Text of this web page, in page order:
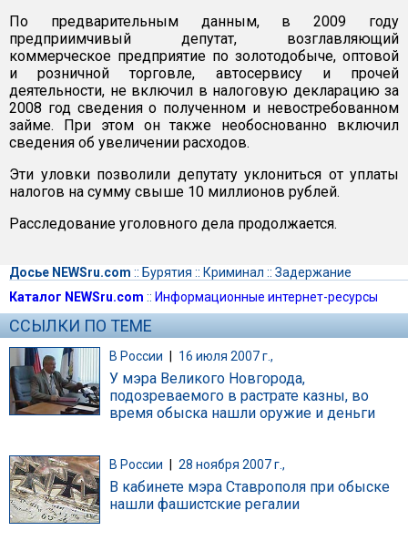
По предварительным данным, в 2009 году
предприимчивый депутат, возглавляющий
коммерческое предприятие по золотодобыче, оптовой
и розничной торговле, автосервису и прочей
деятельности, не включил в налоговую декларацию за
2008 год сведения о полученном и невостребованном
займе. При этом он также необоснованно включил
сведения об увеличении расходов.
Эти уловки позволили депутату уклониться от уплаты
налогов на сумму свыше 10 миллионов рублей.
Расследование уголовного дела продолжается.
Досье NEWSru.com :: Бурятия :: Криминал :: Задержание
Каталог NEWSru.com :: Информационные интернет-ресурсы
ССЫЛКИ ПО ТЕМЕ
В России | 16 июля 2007 г.,
У мэра Великого Новгорода,
подозреваемого в растрате казны, во
время обыска нашли оружие и деньги
В России 28 ноября 2007 г.,
В кабинете мэра Ставрополя при обыске
нашли фашистские регалии